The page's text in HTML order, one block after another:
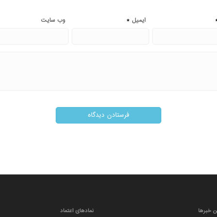
ایمیل * وب‌ سایت
خبرها نمادهای اعتماد